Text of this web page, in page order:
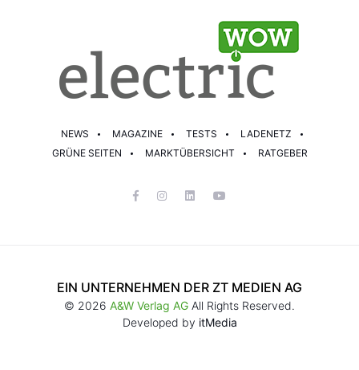
NEWS MAGAZINE TESTS
LADENETZ
GRÜNE SEITEN
MARKTÜBERSICHT RATGEBER
EIN UNTERNEHMEN DER ZT MEDIEN AG
© 2026 A&W Verlag AG All Rights Reserved.
Developed by itMedia